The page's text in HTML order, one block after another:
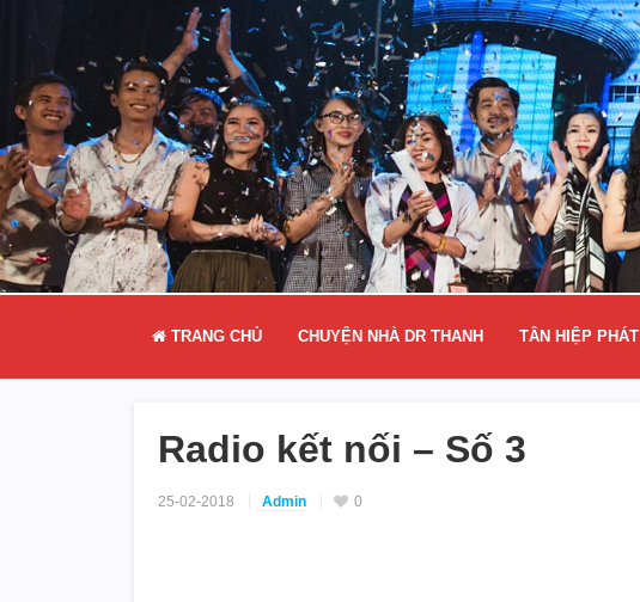
TRANG CHỦ CHUYỆN NHÀ DR THANH TÂN HIỆP PHÁT
Radio kết nối – Số 3
25-02-2018 Admin 0